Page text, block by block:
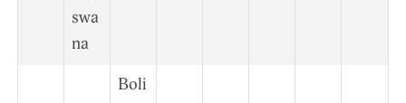
swa
na
Boli